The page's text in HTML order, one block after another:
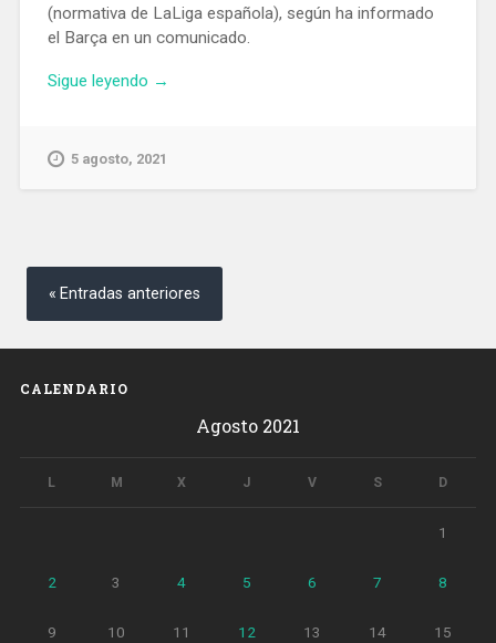
(normativa de LaLiga española), según ha informado
el Barça en un comunicado.
Sigue leyendo «Leo
el
estructurales’»
→
5 agosto, 2021
Navegación
Entradas anteriores
CALENDARIO
Agosto 2021
L M X J V S D
1
2 3 4 5 6 7 8
9 10 11 12 13 14 15